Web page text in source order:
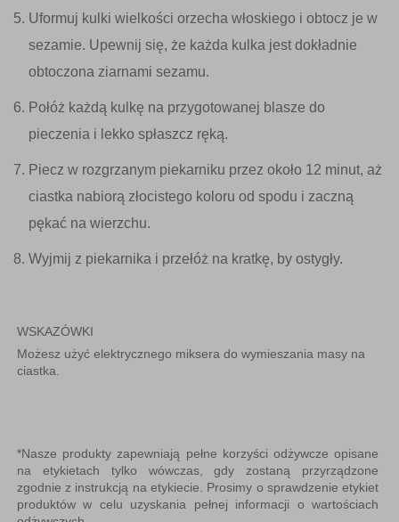
Uformuj kulki wielkości orzecha włoskiego i obtocz je w
sezamie. Upewnij się, że każda kulka jest dokładnie
obtoczona ziarnami sezamu.
Połóż każdą kulkę na przygotowanej blasze do
pieczenia i lekko spłaszcz ręką.
Piecz w rozgrzanym piekarniku przez około 12 minut, aż
ciastka nabiorą złocistego koloru od spodu i zaczną
pękać na wierzchu.
Wyjmij z piekarnika i przełóż na kratkę, by ostygły.
WSKAZÓWKI
Możesz użyć elektrycznego miksera do wymieszania masy na
ciastka.
*Nasze produkty zapewniają pełne korzyści odżywcze opisane
na etykietach tylko wówczas, gdy zostaną przyrządzone
zgodnie z instrukcją na etykiecie. Prosimy o sprawdzenie etykiet
produktów w celu uzyskania pełnej informacji o wartościach